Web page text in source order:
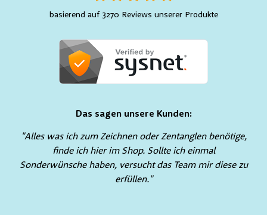
basierend auf 3270 Reviews unserer Produkte
Das sagen unsere Kunden:
"Alles was ich zum Zeichnen oder Zentanglen benötige,
finde ich hier im Shop. Sollte ich einmal
Sonderwünsche haben, versucht das Team mir diese zu
erfüllen."